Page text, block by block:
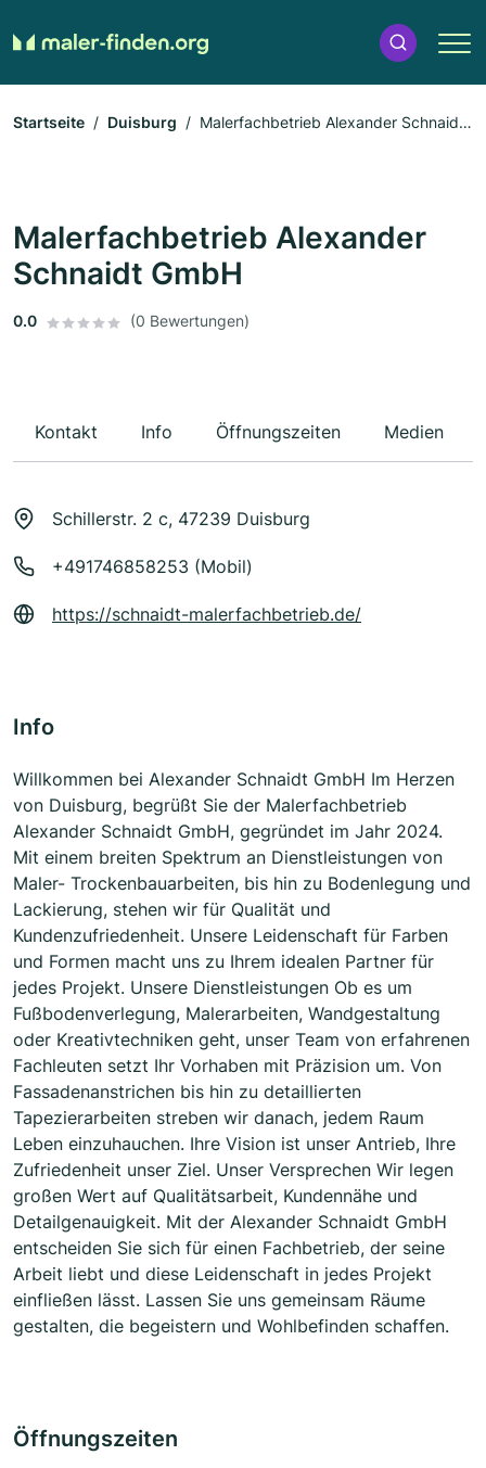
Startseite Duisburg
Malerfachbetrieb Alexander Schnaidt
Malerfachbetrieb Alexander
Schnaidt GmbH
0.0 (0 Bewertungen)
Kontakt Info Öffnungszeiten Medien
Schillerstr. 2 c, 47239 Duisburg
+491746858253 (Mobil)
https://schnaidt-malerfachbetrieb.de/
Info
Willkommen bei Alexander Schnaidt GmbH Im Herzen
von Duisburg, begrüßt Sie der Malerfachbetrieb
Alexander Schnaidt GmbH, gegründet im Jahr 2024.
Mit einem breiten Spektrum an Dienstleistungen von
Maler- Trockenbauarbeiten, bis hin zu Bodenlegung und
Lackierung, stehen wir für Qualität und
Kundenzufriedenheit. Unsere Leidenschaft für Farben
und Formen macht uns zu Ihrem idealen Partner für
jedes Projekt. Unsere Dienstleistungen Ob es um
Fußbodenverlegung, Malerarbeiten, Wandgestaltung
oder Kreativtechniken geht, unser Team von erfahrenen
Fachleuten setzt Ihr Vorhaben mit Präzision um. Von
Fassadenanstrichen bis hin zu detaillierten
Tapezierarbeiten streben wir danach, jedem Raum
Leben einzuhauchen. Ihre Vision ist unser Antrieb, Ihre
Zufriedenheit unser Ziel. Unser Versprechen Wir legen
großen Wert auf Qualitätsarbeit, Kundennähe und
Detailgenauigkeit. Mit der Alexander Schnaidt GmbH
entscheiden Sie sich für einen Fachbetrieb, der seine
Arbeit liebt und diese Leidenschaft in jedes Projekt
einfließen lässt. Lassen Sie uns gemeinsam Räume
gestalten, die begeistern und Wohlbefinden schaffen.
Öffnungszeiten